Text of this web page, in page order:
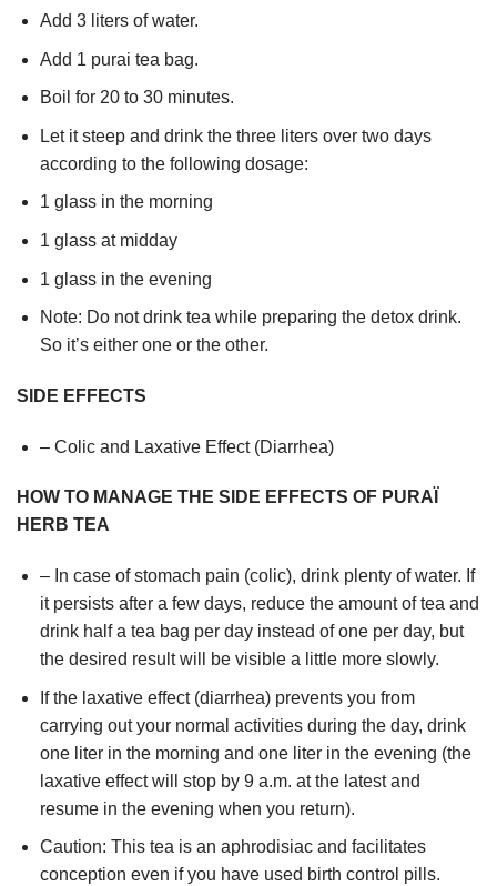
Add 3 liters of water.
Add 1 purai tea bag.
Boil for 20 to 30 minutes.
Let it steep and drink the three liters over two days
according to the following dosage:
1 glass in the morning
1 glass at midday
1 glass in the evening
Note: Do not drink tea while preparing the detox drink.
So it’s either one or the other.
SIDE EFFECTS
– Colic and Laxative Effect (Diarrhea)
HOW TO MANAGE THE SIDE EFFECTS OF PURAÏ
HERB TEA
– In case of stomach pain (colic), drink plenty of water. If
it persists after a few days, reduce the amount of tea and
drink half a tea bag per day instead of one per day, but
the desired result will be visible a little more slowly.
If the laxative effect (diarrhea) prevents you from
carrying out your normal activities during the day, drink
one liter in the morning and one liter in the evening (the
laxative effect will stop by 9 a.m. at the latest and
resume in the evening when you return).
Caution: This tea is an aphrodisiac and facilitates
conception even if you have used birth control pills.